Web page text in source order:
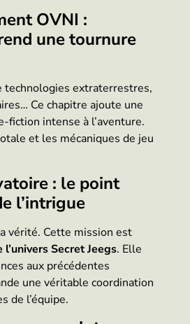
OVNI :
une tournure
technologies extraterrestres,
Ce chapitre ajoute une
fiction intense à l’aventure.
et les mécaniques de jeu
: le point
l’intrigue
vérité. Cette mission est
Secret Jeegs. Elle
aux précédentes
une véritable coordination
de l’équipe.